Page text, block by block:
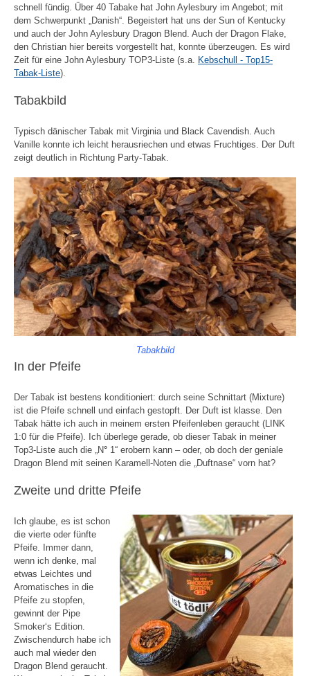
schnell fündig. Über 40 Tabake hat John Aylesbury im Angebot; mit
dem Schwerpunkt „Danish“. Begeistert hat uns der Sun of Kentucky
und auch der John Aylesbury Dragon Blend. Auch der Dragon Flake,
den Christian hier bereits vorgestellt hat, konnte überzeugen. Es wird
Zeit für eine John Aylesbury TOP3-Liste (s.a. Kebschull - Top15-
Tabak-Liste).
Tabakbild
Typisch dänischer Tabak mit Virginia und Black Cavendish. Auch
Vanille konnte ich leicht herausriechen und etwas Fruchtiges. Der Duft
zeigt deutlich in Richtung Party-Tabak.
Tabakbild
In der Pfeife
Der Tabak ist bestens konditioniert: durch seine Schnittart (Mixture)
ist die Pfeife schnell und einfach gestopft. Der Duft ist klasse. Den
Tabak hätte ich auch in meinem ersten Pfeifenleben geraucht (LINK
1:0 für die Pfeife). Ich überlege gerade, ob dieser Tabak in meiner
Top3-Liste auch die „N° 1“ erobern kann – oder, ob doch der geniale
Dragon Blend mit seinen Karamell-Noten die „Duftnase“ vorn hat?
Zweite und dritte Pfeife
Ich glaube, es ist schon
die vierte oder fünfte
Pfeife. Immer dann,
wenn ich denke, mal
etwas Leichtes und
Aromatisches in die
Pfeife zu stopfen,
gewinnt der Pipe
Smoker‘s Edition.
Zwischendurch habe ich
auch mal wieder den
Dragon Blend geraucht.